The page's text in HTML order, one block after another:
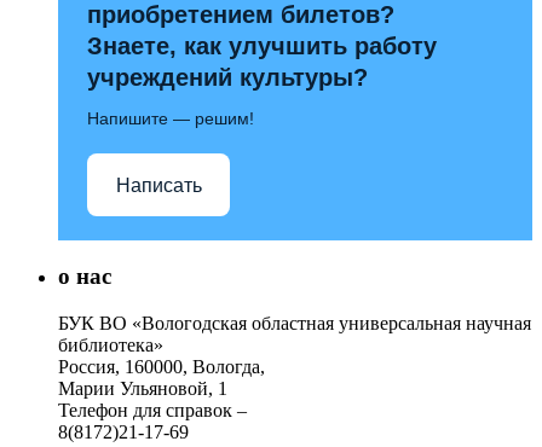
приобретением билетов?
Знаете, как улучшить работу
учреждений культуры?
Напишите — решим!
Написать
о нас
БУК ВО «Вологодская областная универсальная научная
библиотека»
Россия, 160000, Вологда,
Марии Ульяновой, 1
Телефон для справок –
8(8172)21-17-69